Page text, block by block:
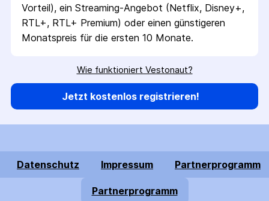
Vorteil), ein Streaming-Angebot (Netflix, Disney+,
RTL+, RTL+ Premium) oder einen günstigeren
Monatspreis für die ersten 10 Monate.
Wie funktioniert Vestonaut?
Jetzt kostenlos registrieren!
Datenschutz Impressum Partnerprogramm
Partnerprogramm